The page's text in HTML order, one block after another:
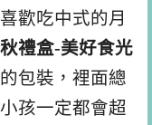
歡吃中式的月
禮盒-美好食光
包裝，裡面總
孩一定都會超